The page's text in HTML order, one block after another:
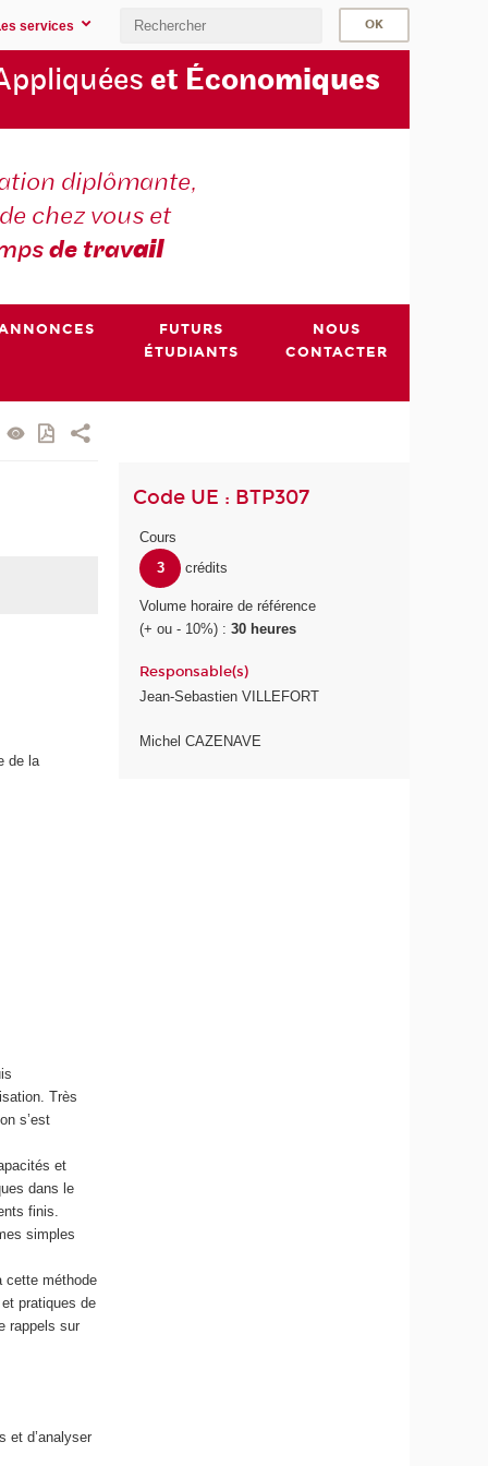
services
et Économiques
diplômante,
chez vous et
de travail
FUTURS
ÉTUDIANTS
NOUS
CONTACTER
de la
Très
s’est
et
dans le
finis.
simples
cette méthode
pratiques de
rappels sur
et d’analyser
Code UE : BTP307
Cours
3
crédits
Volume horaire de référence
(+ ou - 10%) :30 heures
Responsable(s)
Jean-Sebastien VILLEFORT
Michel CAZENAVE